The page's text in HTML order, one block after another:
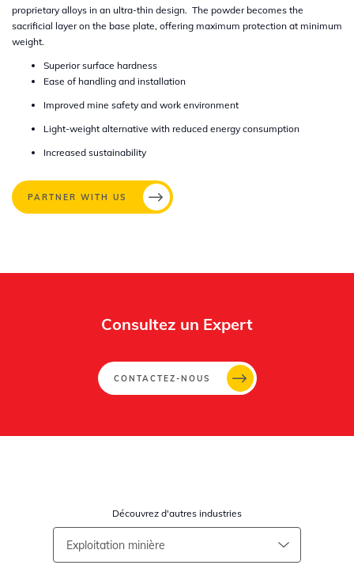
proprietary alloys in an ultra-thin design. The powder becomes the
sacrificial layer on the base plate, offering maximum protection at minimum
weight.​
​Superior surface hardness ​
Ease of handling and installation​
Improved mine safety and work environment​
Light-weight alternative with reduced energy consumption​
Increased sustainability
PARTNER WITH US
Consultez un Expert
CONTACTEZ-NOUS
Découvrez d'autres industries